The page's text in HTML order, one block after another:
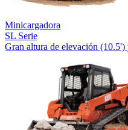
Minicargadora
SL Serie
Gran altura de elevación (10.5')